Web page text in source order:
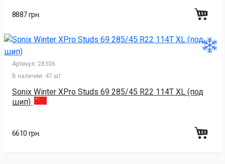
8887 грн.
Артикул: 28306
В наличии: 47 шт
Sonix Winter XPro Studs 69 285/45 R22 114T XL (под
шип)
6610 грн.